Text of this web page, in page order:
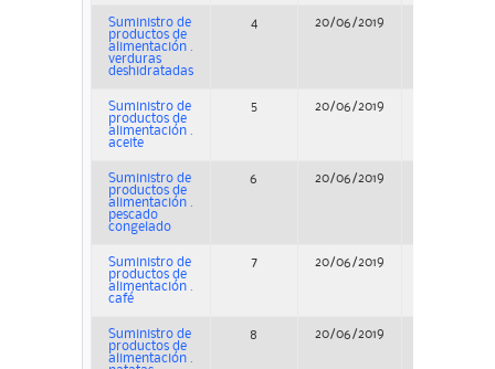
Suministro de
productos de
alimentación .
verduras
deshidratadas
4 20/06/2019
Suministro de
productos de
alimentación .
aceite
5 20/06/2019
Suministro de
productos de
alimentación .
pescado
congelado
6 20/06/2019
Suministro de
productos de
alimentación .
café
7 20/06/2019
Suministro de
productos de
alimentación .
8 20/06/2019